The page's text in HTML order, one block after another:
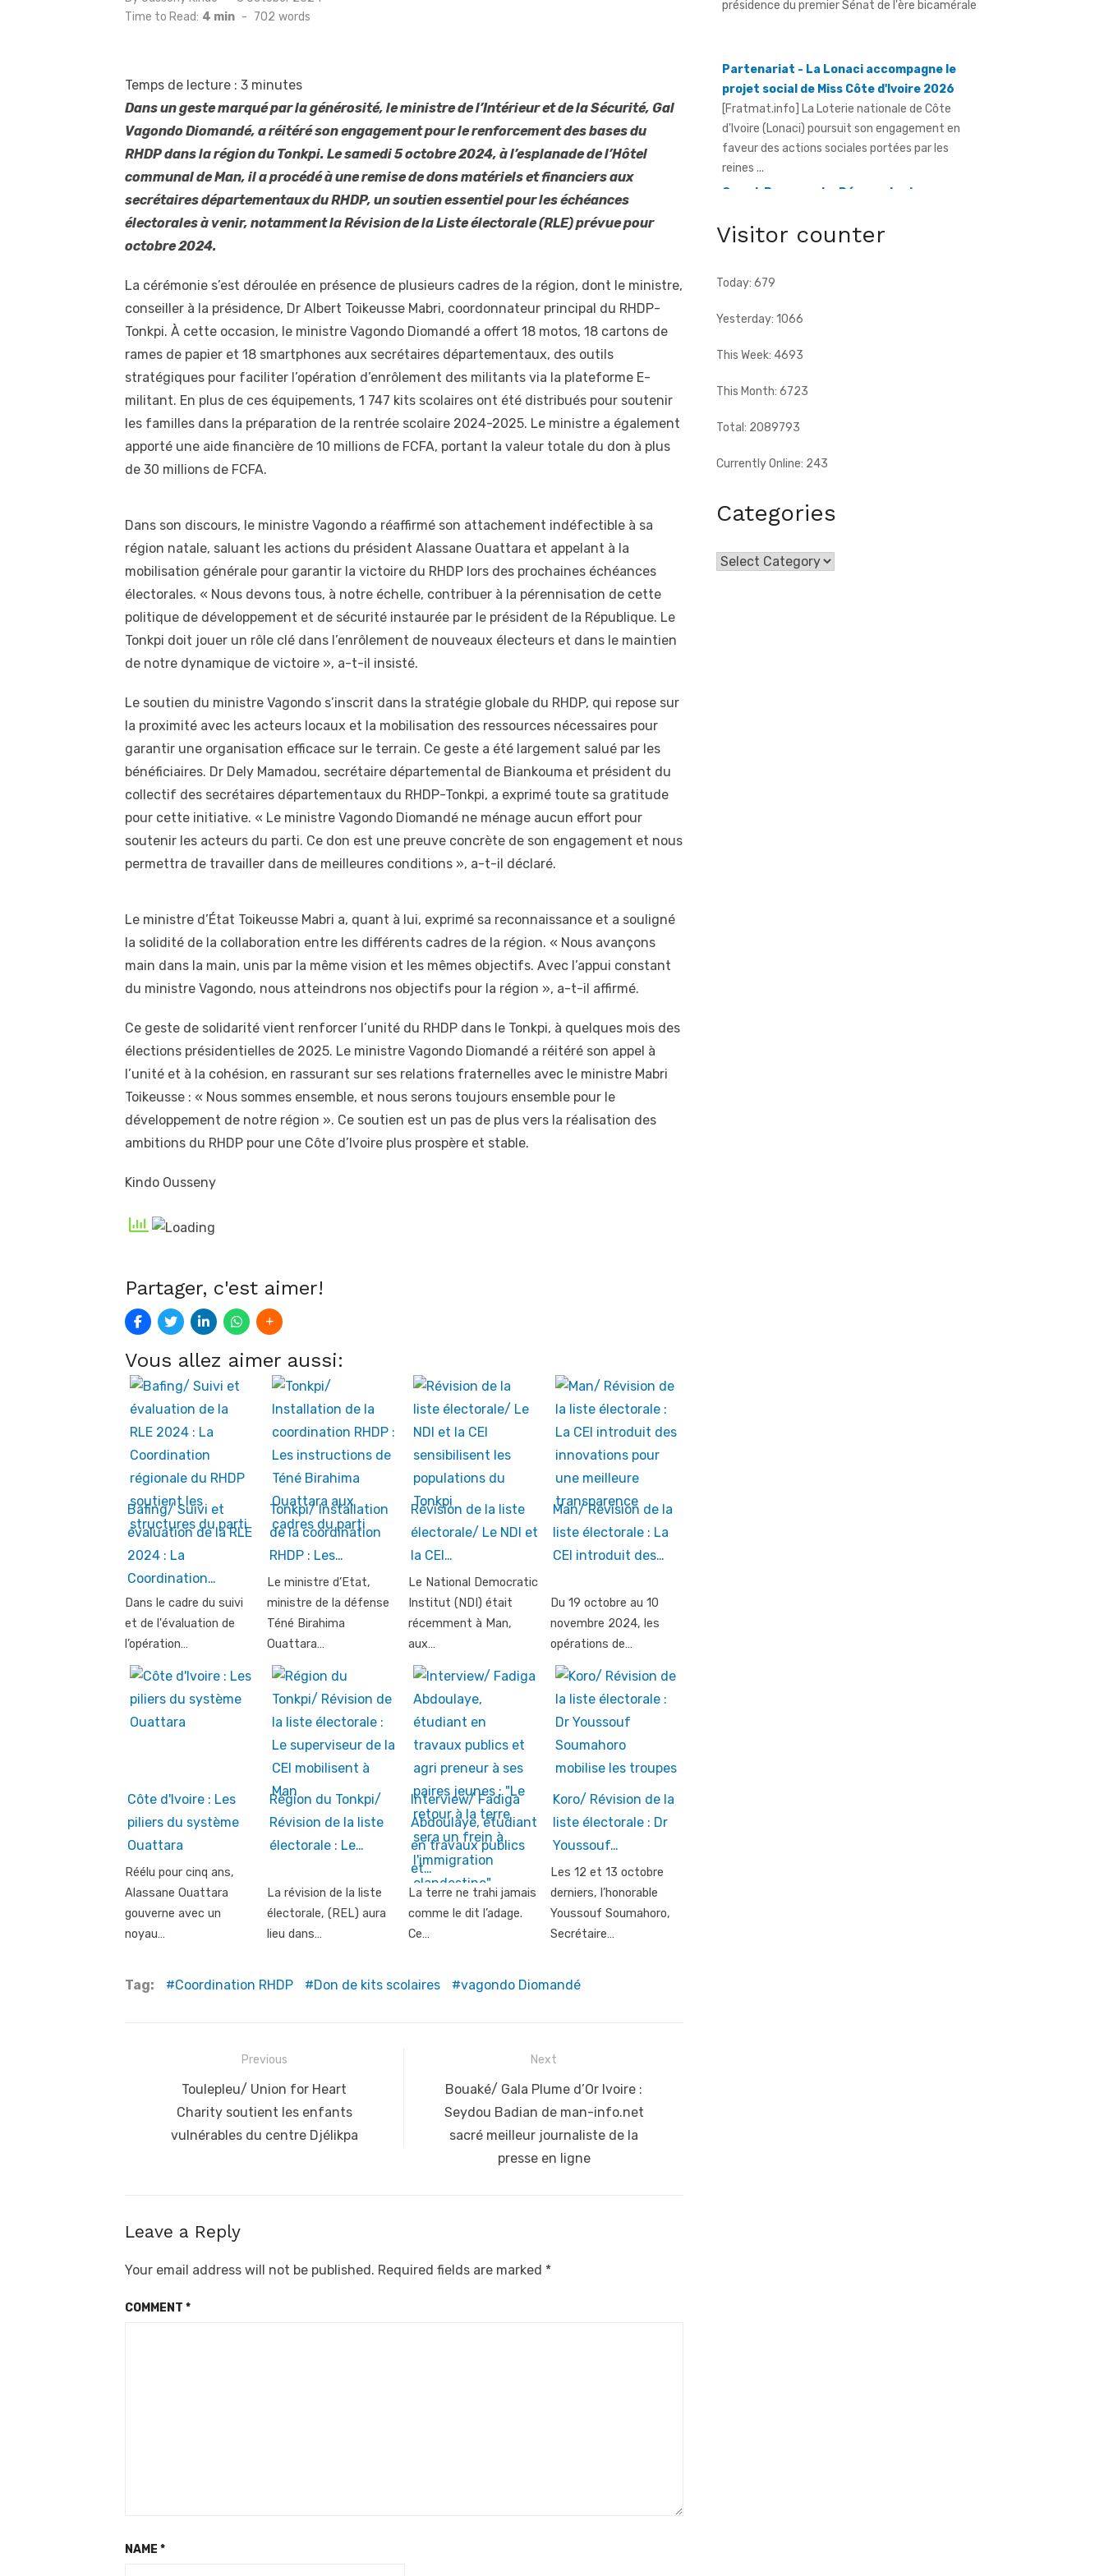
Time to Read: 4 min - 702 words
Temps de lecture : 3 minutes
Dans un geste marqué par la générosité, le ministre de l’Intérieur et de la Sécurité, Gal
Vagondo Diomandé, a réitéré son engagement pour le renforcement des bases du
RHDP dans la région du Tonkpi. Le samedi 5 octobre 2024, à l’esplanade de l’Hôtel
communal de Man, il a procédé à une remise de dons matériels et financiers aux
secrétaires départementaux du RHDP, un soutien essentiel pour les échéances
électorales à venir, notamment la Révision de la Liste électorale (RLE) prévue pour
octobre 2024.
La cérémonie s’est déroulée en présence de plusieurs cadres de la région, dont le ministre,
conseiller à la présidence, Dr Albert Toikeusse Mabri, coordonnateur principal du RHDP-
Tonkpi. À cette occasion, le ministre Vagondo Diomandé a offert 18 motos, 18 cartons de
rames de papier et 18 smartphones aux secrétaires départementaux, des outils
stratégiques pour faciliter l’opération d’enrôlement des militants via la plateforme E-
militant. En plus de ces équipements, 1 747 kits scolaires ont été distribués pour soutenir
les familles dans la préparation de la rentrée scolaire 2024-2025. Le ministre a également
apporté une aide financière de 10 millions de FCFA, portant la valeur totale du don à plus
de 30 millions de FCFA.
Dans son discours, le ministre Vagondo a réaffirmé son attachement indéfectible à sa
région natale, saluant les actions du président Alassane Ouattara et appelant à la
mobilisation générale pour garantir la victoire du RHDP lors des prochaines échéances
électorales. « Nous devons tous, à notre échelle, contribuer à la pérennisation de cette
politique de développement et de sécurité instaurée par le président de la République. Le
Tonkpi doit jouer un rôle clé dans l’enrôlement de nouveaux électeurs et dans le maintien
de notre dynamique de victoire », a-t-il insisté.
Le soutien du ministre Vagondo s’inscrit dans la stratégie globale du RHDP, qui repose sur
la proximité avec les acteurs locaux et la mobilisation des ressources nécessaires pour
garantir une organisation efficace sur le terrain. Ce geste a été largement salué par les
bénéficiaires. Dr Dely Mamadou, secrétaire départemental de Biankouma et président du
collectif des secrétaires départementaux du RHDP-Tonkpi, a exprimé toute sa gratitude
pour cette initiative. « Le ministre Vagondo Diomandé ne ménage aucun effort pour
soutenir les acteurs du parti. Ce don est une preuve concrète de son engagement et nous
permettra de travailler dans de meilleures conditions », a-t-il déclaré.
Le ministre d’État Toikeusse Mabri a, quant à lui, exprimé sa reconnaissance et a souligné
la solidité de la collaboration entre les différents cadres de la région. « Nous avançons
main dans la main, unis par la même vision et les mêmes objectifs. Avec l’appui constant
du ministre Vagondo, nous atteindrons nos objectifs pour la région », a-t-il affirmé.
Ce geste de solidarité vient renforcer l’unité du RHDP dans le Tonkpi, à quelques mois des
élections présidentielles de 2025. Le ministre Vagondo Diomandé a réitéré son appel à
l’unité et à la cohésion, en rassurant sur ses relations fraternelles avec le ministre Mabri
Toikeusse : « Nous sommes ensemble, et nous serons toujours ensemble pour le
développement de notre région ». Ce soutien est un pas de plus vers la réalisation des
ambitions du RHDP pour une Côte d’Ivoire plus prospère et stable.
Kindo Ousseny
Partager, c'est aimer!
Vous allez aimer aussi:
Bafing/ Suivi et
évaluation de la RLE
2024 : La
Coordination…
Dans le cadre du suivi
et de l'évaluation de
l’opération…
Tonkpi/ Installation
de la coordination
RHDP : Les…
Le ministre d’Etat,
ministre de la défense
Téné Birahima
Ouattara…
Révision de la liste
électorale/ Le NDI et
la CEI…
Le National Democratic
Institut (NDI) était
récemment à Man,
aux…
Man/ Révision de la
liste électorale : La
CEI introduit des…
Du 19 octobre au 10
novembre 2024, les
opérations de…
Côte d'Ivoire : Les
piliers du système
Ouattara
Réélu pour cinq ans,
Alassane Ouattara
gouverne avec un
noyau…
Région du Tonkpi/
Révision de la liste
électorale : Le…
La révision de la liste
électorale, (REL) aura
lieu dans…
Interview/ Fadiga
Abdoulaye, étudiant
en travaux publics
et…
La terre ne trahi jamais
comme le dit l’adage.
Ce…
Koro/ Révision de la
liste électorale : Dr
Youssouf…
Les 12 et 13 octobre
derniers, l’honorable
Youssouf Soumahoro,
Secrétaire…
Tag: Coordination RHDP Don de kits scolaires vagondo Diomandé
navigation
Previous
Previous
post:
Toulepleu/ Union for Heart
Charity soutient les enfants
vulnérables du centre Djélikpa
Next
Next
post:
Bouaké/ Gala Plume d’Or Ivoire :
Seydou Badian de man-info.net
sacré meilleur journaliste de la
presse en ligne
Leave a Reply
Your email address will not be published. Required fields are marked *
COMMENT *
NAME *
projet social de Miss Côte d'Ivoire 2026
[Fratmat.info] La Loterie nationale de Côte
d'Ivoire (Lonaci) poursuit son engagement en
faveur des actions sociales portées par les
reines ...
Grand-Bassam - Le Réseau des jeunes
cadres du Sud-Comoé offre du matériel
[Fratmat.info] Le Réseau des jeunes cadres du
Sud-Comoé, dirigé par Eliame Niamkey, a remis,
Visitor counter
Today: 679
Yesterday: 1066
This Week: 4693
This Month: 6723
Total: 2089793
Currently Online: 243
Categories
Categories